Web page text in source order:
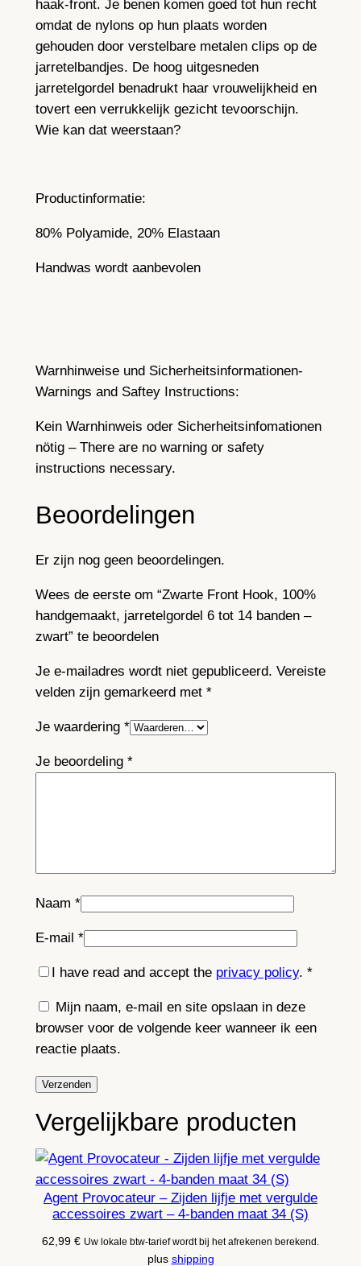
t
e
l
g
o
r
d
6
t
n
d
n
–
z
a
t
a
n
t
haak-front. Je benen komen goed tot hun recht
omdat de nylons op hun plaats worden
gehouden door verstelbare metalen clips op de
jarretelbandjes. De hoog uitgesneden
jarretelgordel benadrukt haar vrouwelijkheid en
tovert een verrukkelijk gezicht tevoorschijn.
Wie kan dat weerstaan?
Productinformatie:
80% Polyamide, 20% Elastaan
Handwas wordt aanbevolen
Warnhinweise und Sicherheitsinformationen-
Warnings and Saftey Instructions:
Kein Warnhinweis oder Sicherheitsinfomationen
nötig – There are no warning or safety
instructions necessary.
Beoordelingen
Er zijn nog geen beoordelingen.
Wees de eerste om “Zwarte Front Hook, 100%
handgemaakt, jarretelgordel 6 tot 14 banden –
zwart” te beoordelen
Je e-mailadres wordt niet gepubliceerd. Vereiste
velden zijn gemarkeerd met *
Je waardering *
Je beoordeling *
Naam *
E-mail *
I have read and accept the privacy policy. *
Mijn naam, e-mail en site opslaan in deze
browser voor de volgende keer wanneer ik een
reactie plaats.
Vergelijkbare producten
Agent Provocateur – Zijden lijfje met vergulde
accessoires zwart – 4-banden maat 34 (S)
62,99 € Uw lokale btw-tarief wordt bij het afrekenen berekend.
plus shipping